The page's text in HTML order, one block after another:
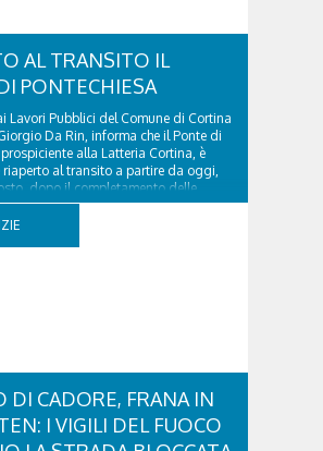
AL TRANSITO IL
PONTECHIESA
Lavori Pubblici del Comune di Cortina
Da Rin, informa che il Ponte di
alla Latteria Cortina, è
al transito a partire da oggi,
dopo il completamento delle
collaudo...
DI CADORE, FRANA IN
I VIGILI DEL FUOCO